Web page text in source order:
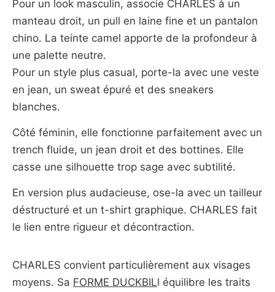
Pour un look masculin, associe CHARLES à un
manteau droit, un pull en laine fine et un pantalon
chino. La teinte camel apporte de la profondeur à
une palette neutre.
Pour un style plus casual, porte-la avec une veste
en jean, un sweat épuré et des sneakers
blanches.
Côté féminin, elle fonctionne parfaitement avec un
trench fluide, un jean droit et des bottines. Elle
casse une silhouette trop sage avec subtilité.
En version plus audacieuse, ose-la avec un tailleur
déstructuré et un t-shirt graphique. CHARLES fait
le lien entre rigueur et décontraction.
CHARLES convient particulièrement aux visages
moyens. Sa FORME DUCKBILl équilibre les traits